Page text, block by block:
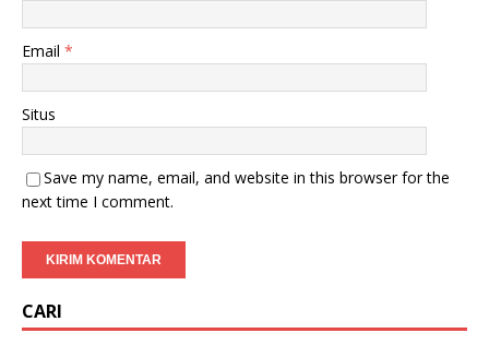
Email *
Situs
Save my name, email, and website in this browser for the
next time I comment.
CARI